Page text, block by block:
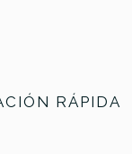
RÁPIDA